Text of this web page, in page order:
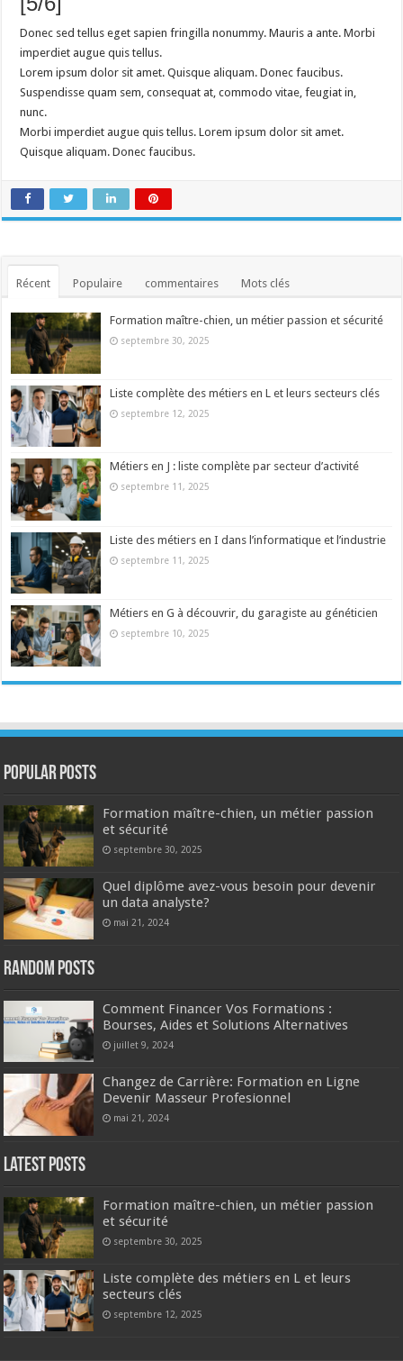
Donec sed tellus eget sapien fringilla nonummy. Mauris a ante. Morbi
imperdiet augue quis tellus.
Lorem ipsum dolor sit amet. Quisque aliquam. Donec faucibus.
Suspendisse quam sem, consequat at, commodo vitae, feugiat in,
nunc.
Morbi imperdiet augue quis tellus. Lorem ipsum dolor sit amet.
Quisque aliquam. Donec faucibus.
Récent Populaire commentaires Mots clés
Formation maître-chien, un métier passion et sécurité
septembre 30, 2025
Liste complète des métiers en L et leurs secteurs clés
septembre 12, 2025
Métiers en J : liste complète par secteur d’activité
septembre 11, 2025
Liste des métiers en I dans l’informatique et l’industrie
septembre 11, 2025
Métiers en G à découvrir, du garagiste au généticien
septembre 10, 2025
Popular Posts
Formation maître-chien, un métier passion
et sécurité
septembre 30, 2025
Quel diplôme avez-vous besoin pour devenir
un data analyste?
mai 21, 2024
Random Posts
Comment Financer Vos Formations :
Bourses, Aides et Solutions Alternatives
juillet 9, 2024
Changez de Carrière: Formation en Ligne
Devenir Masseur Profesionnel
mai 21, 2024
Latest Posts
Formation maître-chien, un métier passion
et sécurité
septembre 30, 2025
Liste complète des métiers en L et leurs
secteurs clés
septembre 12, 2025